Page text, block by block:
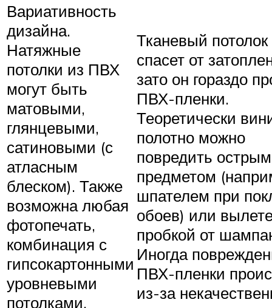
Вариативность
дизайна.
Натяжные
потолки из ПВХ
могут быть
матовыми,
глянцевыми,
сатиновыми (с
атласным
блеском). Также
возможна любая
фотопечать,
комбинация с
гипсокартонными
уровневыми
потолками.
Тканевый потолок
спасет от
зато он гораздо
ПВХ-пленки.
Теоретически
полотно можно
повредить острым
предметом
шпателем при
обоев) или
пробкой от
Иногда
ПВХ-пленки
из-за